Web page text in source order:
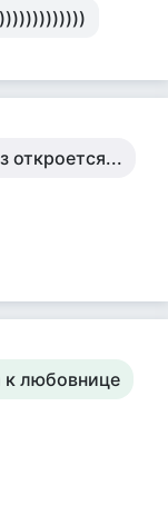
откроется...
к любовнице